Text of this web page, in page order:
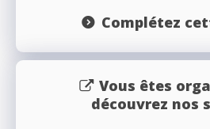
Complétez
Vous êtes
découvrez nos